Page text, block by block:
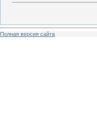
Полная версия сайта